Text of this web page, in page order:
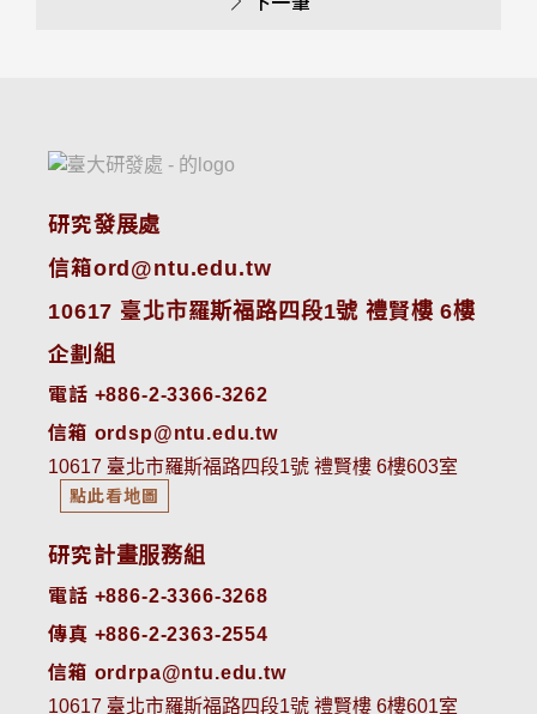
研究發展處
信箱ord@ntu.edu.tw
10617 臺北市羅斯福路四段1號 禮賢樓 6樓
企劃組
電話 +886-2-3366-3262
信箱 ordsp@ntu.edu.tw
10617 臺北市羅斯福路四段1號 禮賢樓 6樓603室
點此看地圖
研究計畫服務組
電話 +886-2-3366-3268
傳真 +886-2-2363-2554
信箱 ordrpa@ntu.edu.tw
10617 臺北市羅斯福路四段1號 禮賢樓 6樓601室